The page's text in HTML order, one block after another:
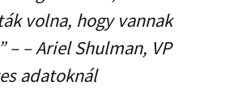
volna, hogy vannak
– –Ariel Shulman, VP
adatoknál